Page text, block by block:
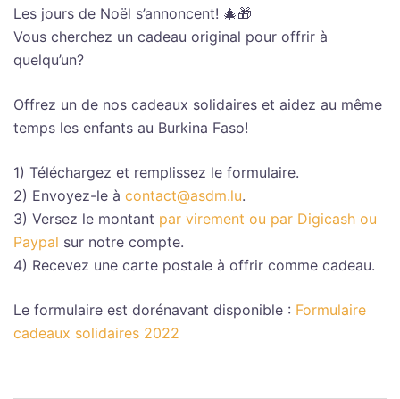
Les jours de Noël s’annoncent! 🎄🎁
Vous cherchez un cadeau original pour offrir à
quelqu’un?
Offrez un de nos cadeaux solidaires et aidez au même
temps les enfants au Burkina Faso!
1) Téléchargez et remplissez le formulaire.
2) Envoyez-le à contact@asdm.lu.
3) Versez le montant par virement ou par Digicash ou
Paypal sur notre compte.
4) Recevez une carte postale à offrir comme cadeau.
Le formulaire est dorénavant disponible : Formulaire
cadeaux solidaires 2022